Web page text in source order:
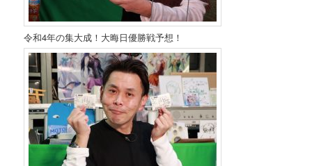
令和4年の集大成！大晦日優勝戦予想！